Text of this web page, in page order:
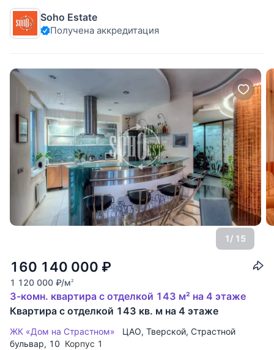
красивых домов на Тверской улице. Красивые
панорамные виды, высокие потолки 3.5 м. У квартиры два
уровня, основная площадь на первом - 108 кв.м., на
Soho Estate
Получена аккредитация
1/ 15
160 140 000 ₽
1 120 000 ₽/м2
3-комн. квартира с отделкой 143 м² на 4 этаже
Квартира с отделкой 143 кв. м на 4 этаже
ЖК «Дом на Страстном» ЦАО, Тверской, Страстной
бульвар, 10 Корпус 1